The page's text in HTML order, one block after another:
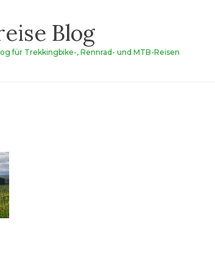
Blog
für Trekkingbike-, Rennrad- und MTB-Reisen